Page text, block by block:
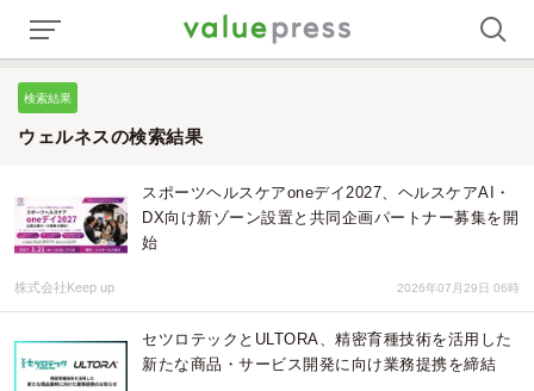
検索結果
ウェルネスの検索結果
スポーツヘルスケアoneデイ2027、ヘルスケアAI・
DX向け新ゾーン設置と共同企画パートナー募集を開
始
株式会社Keep up 2026年07月29日 06時
セツロテックとULTORA、精密育種技術を活用した
新たな商品・サービス開発に向け業務提携を締結